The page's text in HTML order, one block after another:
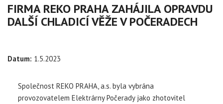
FIRMA REKO PRAHA ZAHÁJILA OPRAVDU
DALŠÍ CHLADICÍ VĚŽE V POČERADECH
Datum: 1.5.2023
Společnost REKO PRAHA, a.s. byla vybrána
provozovatelem Elektrárny Počerady jako zhotovitel